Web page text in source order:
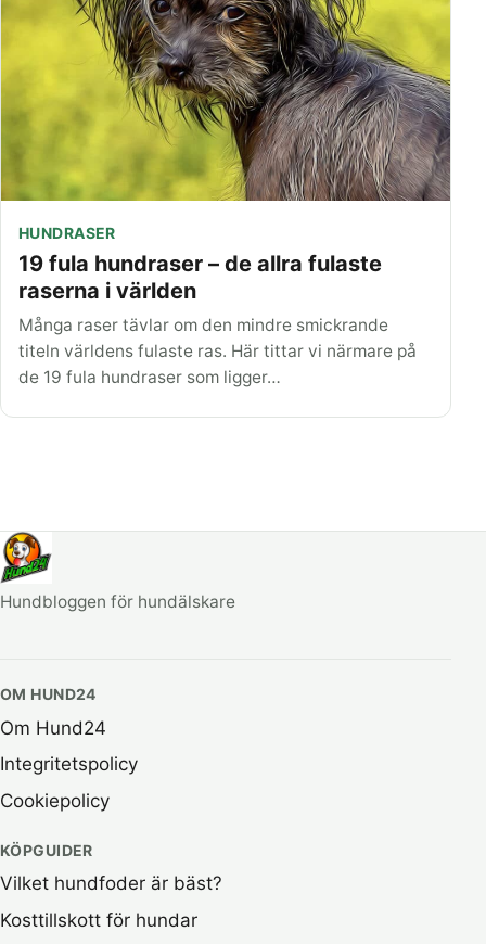
HUNDRASER
19 fula hundraser – de allra fulaste
raserna i världen
Många raser tävlar om den mindre smickrande
titeln världens fulaste ras. Här tittar vi närmare på
de 19 fula hundraser som ligger…
Hundbloggen för hundälskare
OM HUND24
Om Hund24
Integritetspolicy
Cookiepolicy
KÖPGUIDER
Vilket hundfoder är bäst?
Kosttillskott för hundar